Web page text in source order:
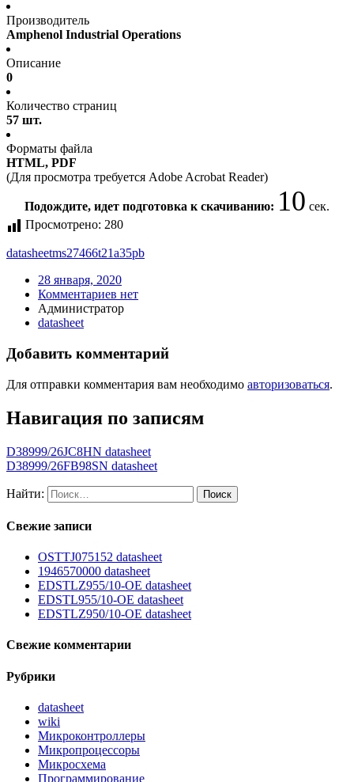
Производитель
Amphenol Industrial Operations
Описание
0
Количество страниц
57 шт.
Форматы файла
HTML, PDF
(Для просмотра требуется Adobe Acrobat Reader)
Подождите, идет подготовка к скачиванию: 10 сек.
Просмотрено: 280
datasheetms27466t21a35pb
28 января, 2020
Комментариев нет
Администратор
datasheet
Добавить комментарий
Для отправки комментария вам необходимо авторизоваться.
Навигация по записям
D38999/26JC8HN datasheet
D38999/26FB98SN datasheet
Найти:
Свежие записи
OSTTJ075152 datasheet
1946570000 datasheet
EDSTLZ955/10-OE datasheet
EDSTL955/10-OE datasheet
EDSTLZ950/10-OE datasheet
Свежие комментарии
Рубрики
datasheet
wiki
Микроконтроллеры
Микропроцессоры
Микросхема
Программирование